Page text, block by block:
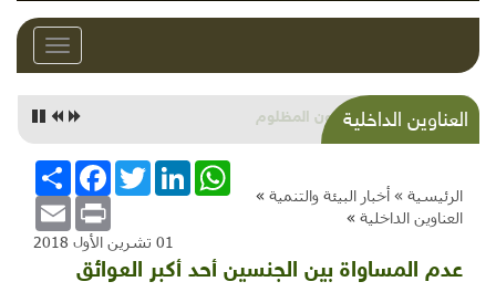
Toggle
العناوين الداخليةالنايلون المظلوم
الرئيسية » أخبار البيئة والتنمية »
العناوين الداخلية »
انشر
FacebookTwitterLinkedInWhatsApp
Email Print
01 تشرين الأول 2018
عدم المساواة بين الجنسين أحد أكبر العوائق